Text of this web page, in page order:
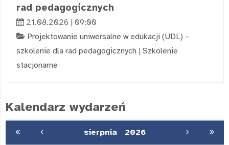
rad pedagogicznych
21.08.2026 | 09:00
Projektowanie uniwersalne w edukacji (UDL) –
szkolenie dla rad pedagogicznych | Szkolenie
stacjonarne
Kalendarz wydarzeń
sierpnia 2026